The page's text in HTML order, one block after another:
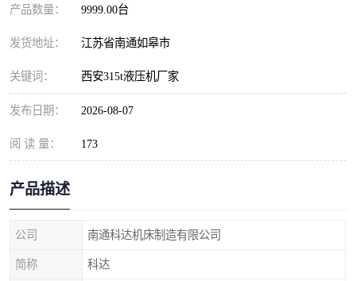
产品数量： 9999.00台
发货地址： 江苏省南通如皋市
关键词： 西安315t液压机厂家
发布日期： 2026-08-07
阅 读 量： 173
产品描述
公司 南通科达机床制造有限公司
简称 科达